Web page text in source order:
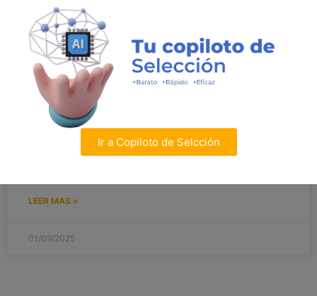
Hay una diferencia inmensa entre decir “quiero hacer
más ejercicio” y decir “voy a salir a trotar lunes,
miércoles y viernes, media hora cada vez, durante el
próximo mes”. La primera frase suena bien. Da esa
sensación de que estamos por hacer algo importante.
Pero, la verdad, se queda en el aire. La segunda, en
cambio, tiene dirección, tiempo, peso. Se siente más
real. Y es que no basta con querer algo: hay que saber
cómo perseguirlo. Ahí es donde aparece la metodología
SMART, esa especie de brújula para convertir
LEER MAS »
01/09/2025
Ir a Copiloto de Selcción